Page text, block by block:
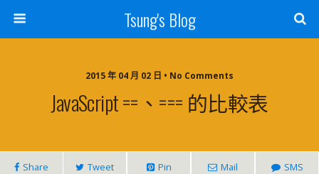
Tsung's Blog
2015 年 04 月 02 日 • No Comments
JavaScript ==、=== 的比較表
Share Tweet Pin Mail SMS